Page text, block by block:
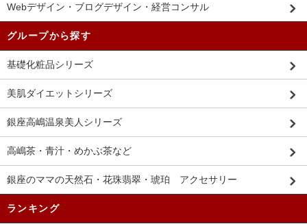
Webデザイン・ブログデザイン・経営コンサル
グループから探す
基礎化粧品シリーズ
美肌ダイエットシリーズ
銀座高嶋温泉美人シリーズ
高嶋茶・青汁・めかぶ茶など
銀座のママの天然石・花珠翡翠・琥珀 アクセサリー
ランキング